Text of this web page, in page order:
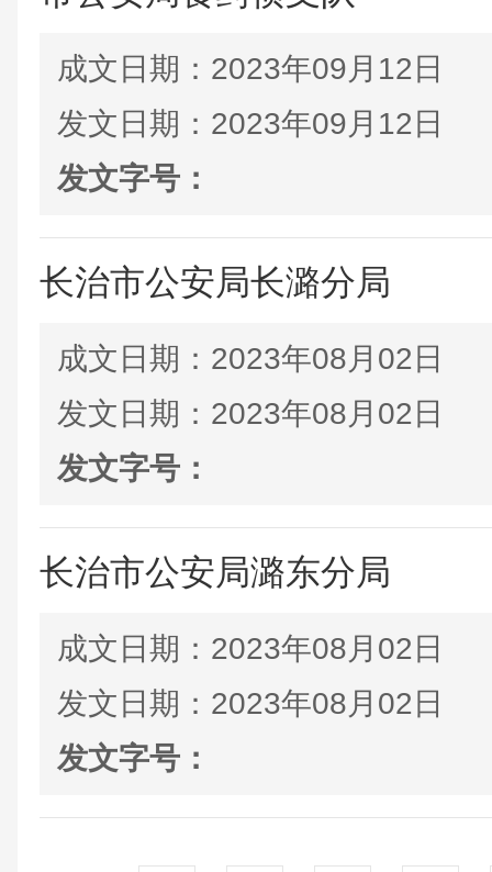
成文日期： 2023年09月12日
发文日期： 2023年09月12日
发文字号：
长治市公安局长潞分局
成文日期： 2023年08月02日
发文日期： 2023年08月02日
发文字号：
长治市公安局潞东分局
成文日期： 2023年08月02日
发文日期： 2023年08月02日
发文字号：